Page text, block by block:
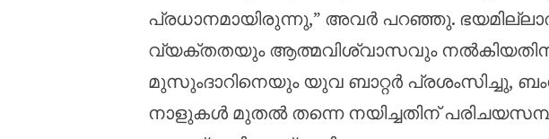
പ്രധാനമായിരുന്നു,” അവർ പറഞ്ഞു.
വ്യക്തതയും ആത്മവിശ്വാസവും
മുസുംദാറിനെയും യുവ ബാറ്റർ പ്രശംസിച്ചു,
നാളുകൾ മുതൽ തന്നെ നയിച്ചതിന്